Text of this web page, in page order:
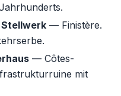
— Finistère.
— Côtes-
mit